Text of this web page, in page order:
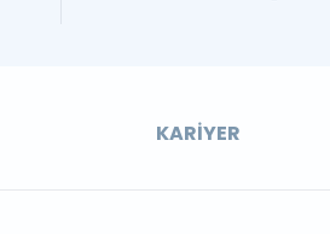
KARIYER